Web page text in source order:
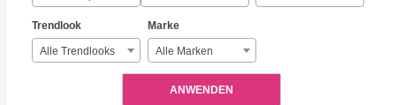
Trendlook
Alle Trendlooks
Marke
Alle Marken
ANWENDEN